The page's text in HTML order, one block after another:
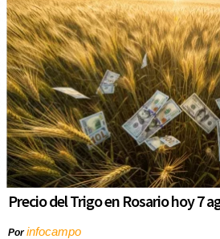
Precio del Trigo en Rosario hoy 7
Porinfocampo